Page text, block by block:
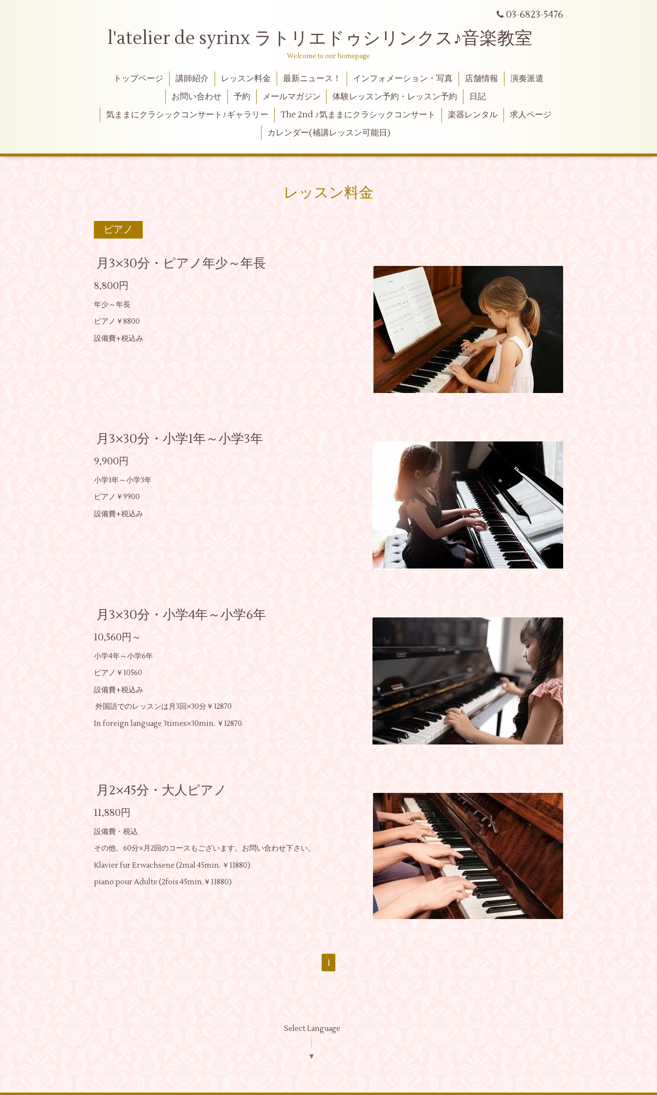
03-6823-5476
l'atelier de syrinx ラトリエドゥシリンクス♪音楽教室
Welcome to our homepage
トップページ 講師紹介 レッスン料金 最新ニュース！ インフォメーション・写真 店舗情報
演奏派遣
お問い合わせ
予約 メールマガジン 体験レッスン予約・レッスン予約
日記
気ままにクラシックコンサート♪ギャラリー
The 2nd ♪気ままにクラシックコンサート 楽器レンタル
求人ページ
カレンダー(補講レッスン可能日)
レッスン料金
ピアノ
月3×30分・ピアノ年少～年長
8,800円
年少～年長
ピアノ￥8800
設備費+税込み
月3×30分・小学1年～小学3年
9,900円
小学1年～小学3年
ピアノ￥9900
設備費+税込み
月3×30分・小学4年～小学6年
10,560円～
小学4年～小学6年
ピアノ￥10560
設備費+税込み
外国語でのレッスンは月3回×30分￥12870
In foreign language 3times×30min. ￥12870
月2×45分・大人ピアノ
11,880円
設備費・税込
その他、60分×月2回のコースもございます。お問い合わせ下さい。
Klavier fur Erwachsene (2mal 45min. ￥11880)
piano pour Adulte (2fois 45min.￥11880)
1
Select Language
▼